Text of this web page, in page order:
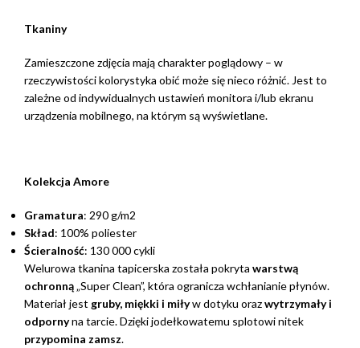
Tkaniny
Zamieszczone zdjęcia mają charakter poglądowy – w
rzeczywistości kolorystyka obić może się nieco różnić. Jest to
zależne od indywidualnych ustawień monitora i/lub ekranu
urządzenia mobilnego, na którym są wyświetlane.
Kolekcja Amore
Gramatura: 290 g/m2
Skład: 100% poliester
Ścieralność: 130 000 cykli
Welurowa tkanina tapicerska została pokryta warstwą
ochronną„Super Clean”, która ogranicza wchłanianie płynów.
Materiał jest gruby, miękki i miływ dotyku orazwytrzymały i
odpornyna tarcie. Dzięki jodełkowatemu splotowi nitek
przypomina zamsz.